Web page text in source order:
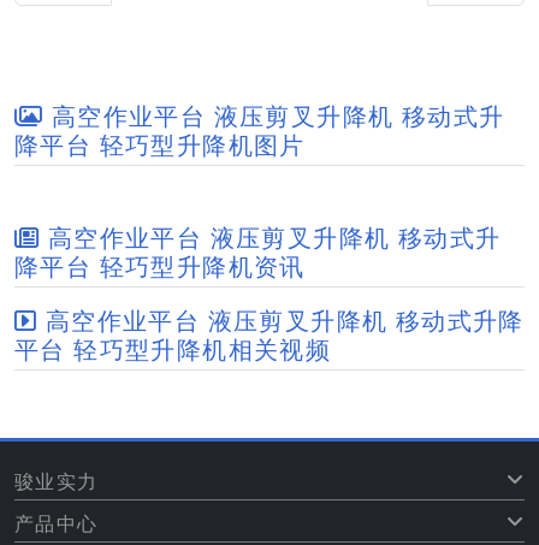
高空作业平台 液压剪叉升降机 移动式升
降平台 轻巧型升降机图片
高空作业平台 液压剪叉升降机 移动式升
降平台 轻巧型升降机资讯
高空作业平台 液压剪叉升降机 移动式升降
平台 轻巧型升降机相关视频
骏业实力
产品中心